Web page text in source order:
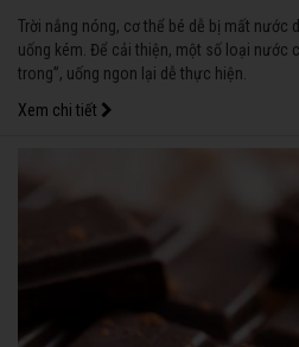
Trời nắng nóng, cơ thể bé dễ bị mất nước
uống kém. Để cải thiện, một số loại nước
trong”, uống ngon lại dễ thực hiện.
Xem chi tiết